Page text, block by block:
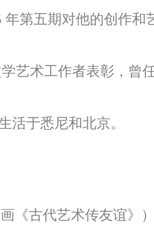
年第五期对他的创作
艺术工作者表彰，曾
活于悉尼和北京。
《古代艺术传友谊》